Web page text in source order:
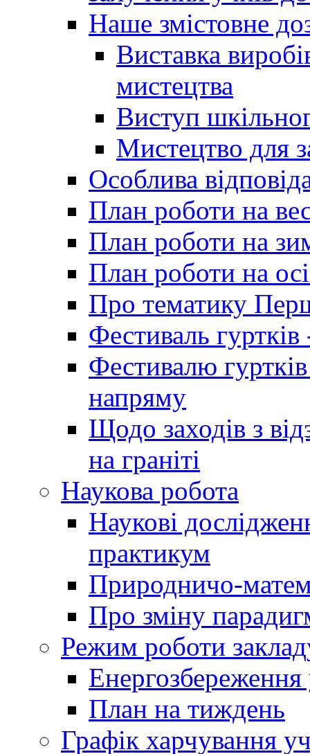
Наше змістовне
Виставка
мистецтва
Виступ
Мистецтво для
Особлива
План роботи на
План роботи на
План роботи на
Про тематику
Фестиваль
Фестивалю
напряму
Щодо заходів з
на граніті
Наукова робота
Наукові
практикум
Природничо-
Про зміну
Режим роботи
Енергозбереження
План на тиждень
Графік харчування